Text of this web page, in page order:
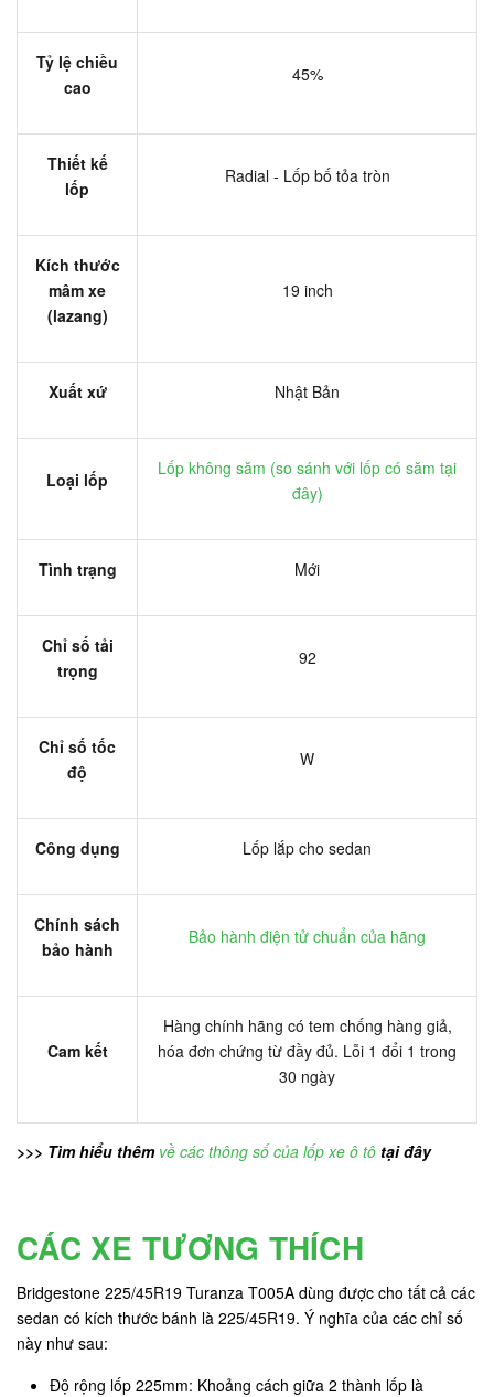
Tỷ lệ chiều
cao
45%
Thiết kế
lốp
Radial - Lốp bố tỏa tròn
Kích thước
mâm xe
(lazang)
19 inch
Xuất xứ Nhật Bản
Loại lốp
Lốp không săm (so sánh với lốp có săm tại
đây)
Tình trạng Mới
Chỉ số tải
trọng
92
Chỉ số tốc
độ
W
Công dụng Lốp lắp cho sedan
Chính sách
bảo hành
Bảo hành điện tử chuẩn của hãng
Cam kết
Hàng chính hãng có tem chống hàng giả,
hóa đơn chứng từ đầy đủ. Lỗi 1 đổi 1 trong
30 ngày
>>> Tìm hiểu thêm về các thông số của lốp xe ô tô tại đây
CÁC XE TƯƠNG THÍCH
Bridgestone 225/45R19 Turanza T005A dùng được cho tất cả các
sedan có kích thước bánh là 225/45R19. Ý nghĩa của các chỉ số
này như sau:
Độ rộng lốp 225mm: Khoảng cách giữa 2 thành lốp là